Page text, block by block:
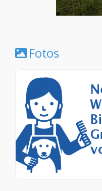
Fotos